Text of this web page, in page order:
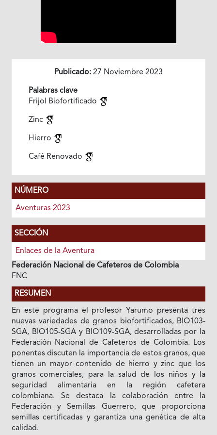
Publicado: 27 Noviembre 2023
Palabras clave
Frijol Biofortificado
Zinc
Hierro
Café Renovado
NÚMERO
Aventuras 2023
SECCIÓN
Enlaces de la Aventura
Federación Nacional de Cafeteros de Colombia
FNC
RESUMEN
En este programa el profesor Yarumo presenta tres
nuevas variedades de granos biofortificados, BIO103-
SGA, BIO105-SGA y BIO109-SGA, desarrolladas por la
Federación Nacional de Cafeteros de Colombia. Los
ponentes discuten la importancia de estos granos, que
tienen un mayor contenido de hierro y zinc que los
granos comerciales, para la salud de los niños y la
seguridad alimentaria en la región cafetera
colombiana. Se destaca la colaboración entre la
Federación y Semillas Guerrero, que proporciona
semillas certificadas y garantiza una genética de alta
calidad.